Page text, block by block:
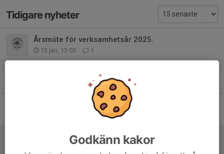
Tidigare nyheter
Årsmöte för verksamhetsår 2025.
13 jan, 13:03 1
0
Ungdomsträning v 44
Seriespel 2025-2026
Godkänn kakor